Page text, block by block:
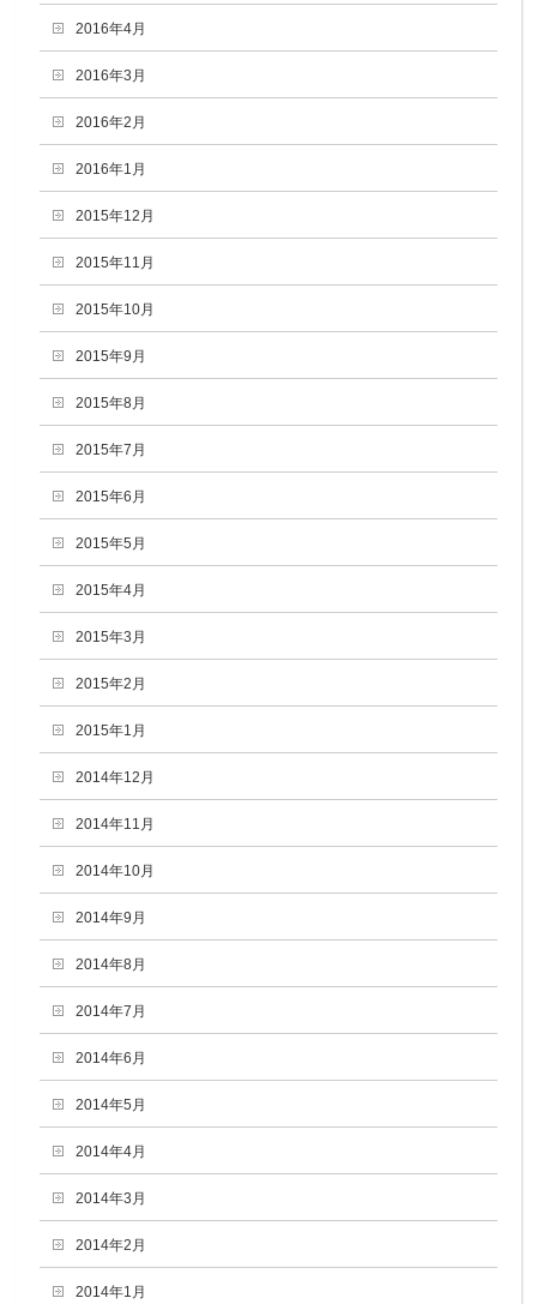
2016年4月
2016年3月
2016年2月
2016年1月
2015年12月
2015年11月
2015年10月
2015年9月
2015年8月
2015年7月
2015年6月
2015年5月
2015年4月
2015年3月
2015年2月
2015年1月
2014年12月
2014年11月
2014年10月
2014年9月
2014年8月
2014年7月
2014年6月
2014年5月
2014年4月
2014年3月
2014年2月
2014年1月